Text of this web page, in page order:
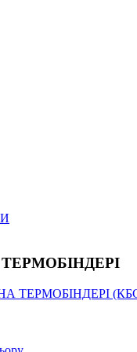
ТЕРМОБІНДЕРІ